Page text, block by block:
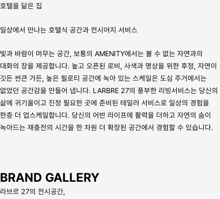
호텔을 닮은 집
일상에서 만나는 호텔식 공간과 컨시어지 서비스
빛과 바람이 머무는 공간, 보통의 AMENITY에서는 볼 수 없는 자연과의
대화의 장을 제공합니다. 높고 오픈된 로비, 사색과 명상을 위한 후정, 자연이
깃든 썬큰 가든, 높은 필로티 공간에 녹아 있는 스케일은 도심 주거에서는
없었던 공간감을 만들어 냅니다. LARBRE 27의 풍부한 리빙서비스는 당신의
삶에 귀기울이고 진정 필요한 곳에 준비된 테일러 서비스로 일상의 경험을
한층 더 업스케일합니다. 당신의 어반 라이프에 활력을 더하고 자연의 숨이
녹아드는 재충전의 시간을 한 차원 더 확장된 공간에서 경험할 수 있습니다.
BRAND GALLERY
라브르 27의 전시공간,